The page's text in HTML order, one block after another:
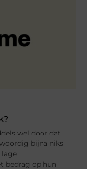
wel door dat
bijna niks
bedrag op hun